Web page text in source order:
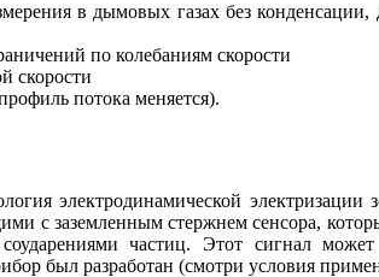
в дымовых газах без конденсации,
по колебаниям скорости
скорости
потока меняется).
электродинамической
с заземленным стержнем сенсора,
частиц. Этот сигнал
был разработан (смотри условия